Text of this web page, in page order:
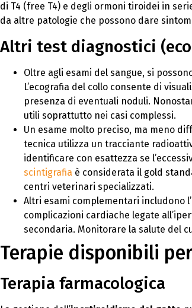
di T4 (free T4) e degli ormoni tiroidei in
da altre patologie che possono dare
Altri test diagnostici
Oltre agli esami del sangue, si
L’ecografia del collo consente di
presenza di eventuali noduli.
utili soprattutto nei casi complessi.
Un esame molto preciso, ma meno
tecnica utilizza un tracciante
identificare con esattezza se
scintigrafia è considerata il gold
centri veterinari specializzati.
Altri esami complementari includono
complicazioni cardiache legate
secondaria. Monitorare la salute del
Terapie disponibili
Terapia farmacologica